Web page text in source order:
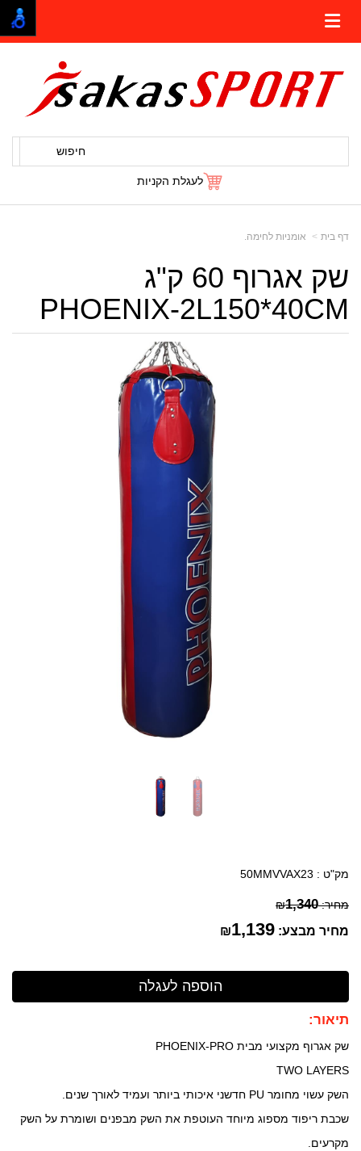
חיפוש
לעגלת הקניות
דף בית אומניות לחימה.
שק אגרוף 60 ק"ג
PHOENIX-2L150*40CM
מק"ט : 50MMVVAX23
מחיר: ₪1,340
מחיר מבצע: ₪1,139
תיאור:
שק אגרוף מקצועי מבית PHOENIX-PRO
TWO LAYERS
השק עשוי מחומר PU חדשני איכותי ביותר ועמיד לאורך שנים.
שכבת ריפוד מספוג מיוחד העוטפת את השק מבפנים ושומרת על השק
מקרעים.